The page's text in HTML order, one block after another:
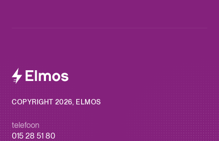
COPYRIGHT 2026, ELMOS
telefoon
015 28 51 80